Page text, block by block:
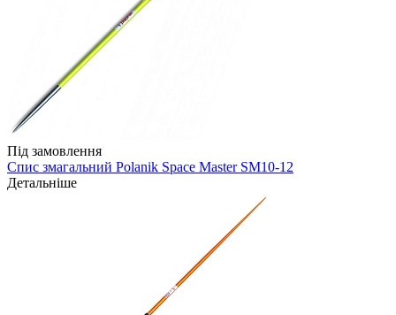
Під замовлення
Спис змагальний Polanik Space Master SM10-12
Детальніше